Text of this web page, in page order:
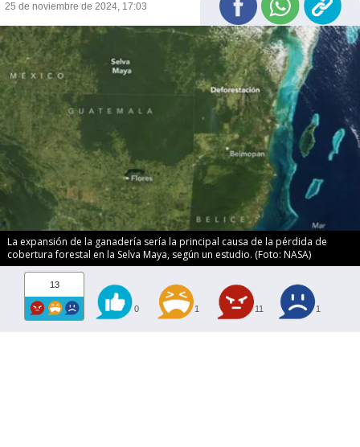
25 de noviembre de 2024, 17:03
La expansión de la ganadería sería la principal causa de la pérdida de
cobertura forestal en la Selva Maya, según un estudio. (Foto: NASA)
13
0 1 11 1